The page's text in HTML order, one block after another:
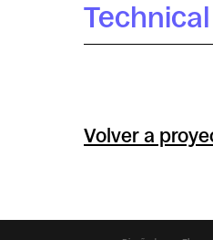
Volver a